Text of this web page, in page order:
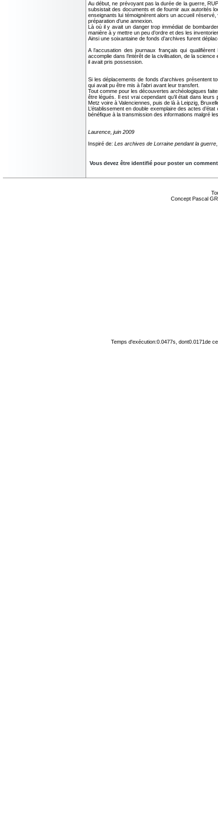
Au début, ne prévoyant pas la durée de la guerre,
subsistait des documents et de fournir aux autorités
enseignants lui témoignèrent alors un accueil
préparation d’une annexion.
Là où il y avait un danger trop immédiat de
manière à y mettre un peu d’ordre et des les
Ainsi une soixantaine de fonds d’archives furent
A l’accusation des journaux français qui
accomplie dans l’intérêt de la civilisation, de la
il avait pris possession.
Si les déplacements de fonds d’archives présentent
qui avait pu être mis à l’abri avant leur transfert.
Tout comme pour les découvertes archéologiques
être légués. Il est vrai cependant qu’il était dans
Metz voire à Valenciennes, puis de là à Leipzig,
L’établissement en double exemplaire des actes
bénéfique à la transmission des informations malgré
Laurence, juin 2009
Inspiré de: Les archives de Lorraine pendant la guerre
Vous devez être identifié pour poster un
Concept Pascal
Temps d'exécution:0.0477s, dont0.0171de